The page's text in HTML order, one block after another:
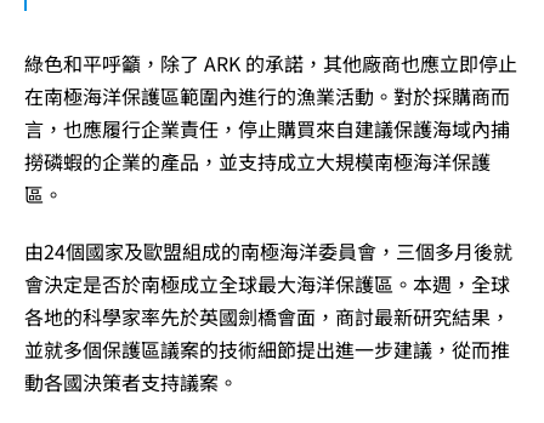
綠色和平呼籲，除了 ARK 的承諾，其他廠商也應立即停止
在南極海洋保護區範圍內進行的漁業活動。對於採購商而
言，也應履行企業責任，停止購買來自建議保護海域內捕
撈磷蝦的企業的產品，並支持成立大規模南極海洋保護
區。
由24個國家及歐盟組成的南極海洋委員會，三個多月後就
會決定是否於南極成立全球最大海洋保護區。本週，全球
各地的科學家率先於英國劍橋會面，商討最新研究結果，
並就多個保護區議案的技術細節提出進一步建議，從而推
動各國決策者支持議案。